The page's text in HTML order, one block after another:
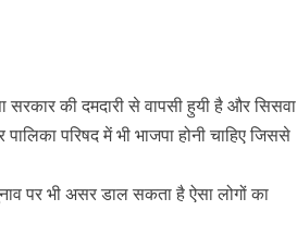
की दमदारी से वापसी हुयी है और सिसवा
परिषद में भी भाजपा होनी चाहिए जिससे
पर भी असर डाल सकता है ऐसा लोगों का